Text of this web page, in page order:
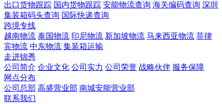
出口货物跟踪 国内货物跟踪 安能物流查询 海关编码查询 深圳
集装箱码头查询 国际快递查询
跨境专线
越南物流 泰国物流 印尼物流 新加坡物流 马来西亚物流 菲律
宾物流 中东物流 集装箱运输
走进锦秀
公司简介 企业文化 公司实力 公司荣誉 战略伙伴 服务保障
网点分布
公司总部 高盛营业部 南城安能营业部
联系我们